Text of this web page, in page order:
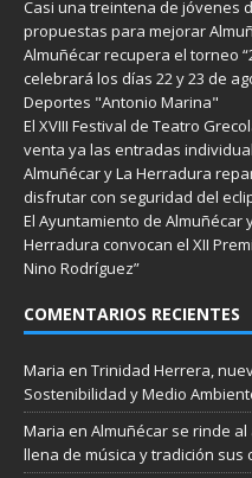
Casi una treintena de jóvenes
propuestas para mejorar
Almuñécar recupera el torneo
celebrará los días 22 y 23 de
Deportes "Antonio Marina"
El XVIII Festival de Teatro
venta ya las entradas
Almuñécar y La Herradura
disfrutar con seguridad del
El Ayuntamiento de Almuñécar
Herradura convocan el XII
Nino Rodríguez”
COMENTARIOS RECIENTES
Maria en Trinidad Herrera,
Sostenibilidad y Medio
Maria en Almuñécar se rinde
llena de música y tradición sus